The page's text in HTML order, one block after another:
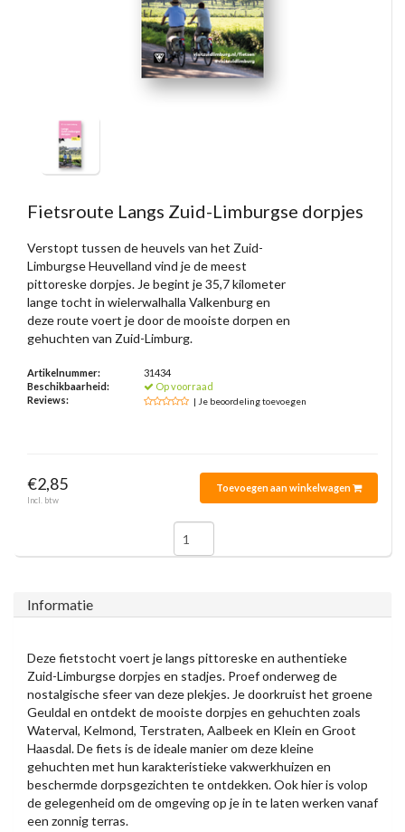
Fietsroute Langs Zuid-Limburgse dorpjes
Verstopt tussen de heuvels van het Zuid-
Limburgse Heuvelland vind je de meest
pittoreske dorpjes. Je begint je 35,7 kilometer
lange tocht in wielerwalhalla Valkenburg en
deze route voert je door de mooiste dorpen en
gehuchten van Zuid-Limburg.
Artikelnummer:
31434
Beschikbaarheid:
Op voorraad
Reviews:
| Je beoordeling toevoegen
€2,85
Incl. btw
Toevoegen aan winkelwagen
Informatie
Deze fietstocht voert je langs pittoreske en authentieke
Zuid-Limburgse dorpjes en stadjes. Proef onderweg de
nostalgische sfeer van deze plekjes. Je doorkruist het groene
Geuldal en ontdekt de mooiste dorpjes en gehuchten zoals
Waterval, Kelmond, Terstraten, Aalbeek en Klein en Groot
Haasdal. De fiets is de ideale manier om deze kleine
gehuchten met hun karakteristieke vakwerkhuizen en
beschermde dorpsgezichten te ontdekken. Ook hier is volop
de gelegenheid om de omgeving op je in te laten werken vanaf
een zonnig terras.